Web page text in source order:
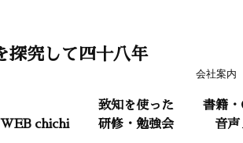
会社案内
探究して四十八年
WEB chichi
致知を使った
研修・勉強会
書籍
音